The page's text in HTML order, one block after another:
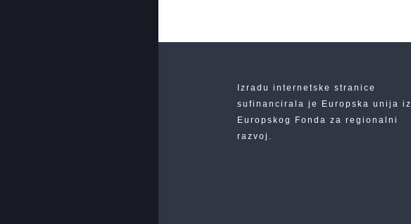
Izradu internetske stranice
sufinancirala je Europska unija iz
Europskog Fonda za regionalni
razvoj.